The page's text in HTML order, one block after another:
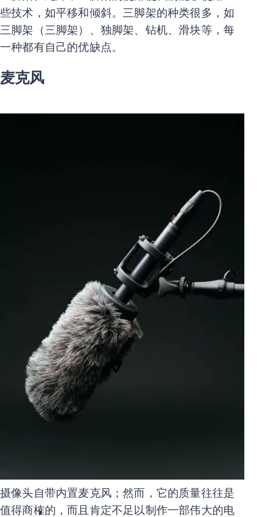
些技术，如平移和倾斜。三脚架的种类很多，如
三脚架（三脚架）、独脚架、钻机、滑块等，每
一种都有自己的优缺点。
麦克风
摄像头自带内置麦克风；然而，它的质量往往是
值得商榷的，而且肯定不足以制作一部伟大的电